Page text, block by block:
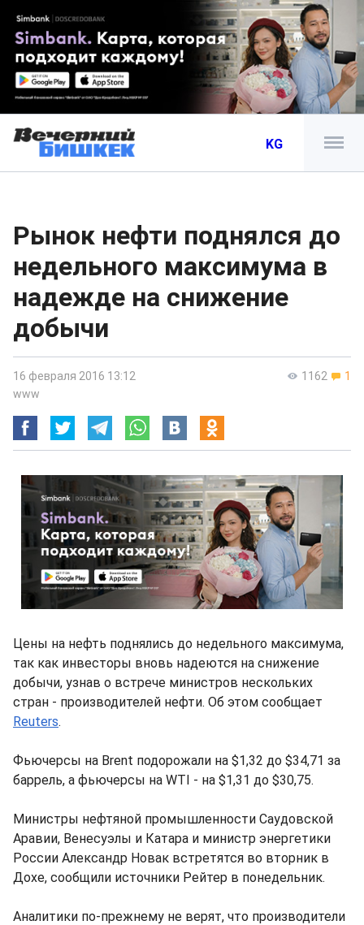
KG
Рынок нефти поднялся до
недельного максимума в
надежде на снижение
добычи
1162 1
16 февраля 2016 13:12
www
Цены на нефть поднялись до недельного максимума,
так как инвесторы вновь надеются на снижение
добычи, узнав о встрече министров нескольких
стран - производителей нефти. Об этом сообщает
Reuters.
Фьючерсы на Brent подорожали на $1,32 до $34,71 за
баррель, а фьючерсы на WTI - на $1,31 до $30,75.
Министры нефтяной промышленности Саудовской
Аравии, Венесуэлы и Катара и министр энергетики
России Александр Новак встретятся во вторник в
Дохе, сообщили источники Рейтер в понедельник.
Аналитики по-прежнему не верят, что производители